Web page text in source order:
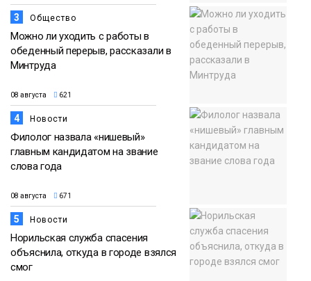
3 Общество
Можно ли уходить с работы в
обеденный перерыв, рассказали в
Минтруда
08 августа 621
4 Новости
Филолог назвала «нишевый»
главным кандидатом на звание
слова года
08 августа 671
5 Новости
Норильская служба спасения
объяснила, откуда в городе взялся
смог